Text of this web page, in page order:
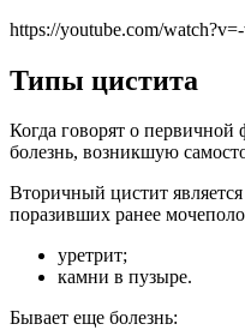
https://youtube.com/
Типы цистита
Когда говорят о
болезнь, возникшую
Вторичный цистит
поразивших ранее
уретрит;
камни в пузыре.
Бывает еще болезнь: